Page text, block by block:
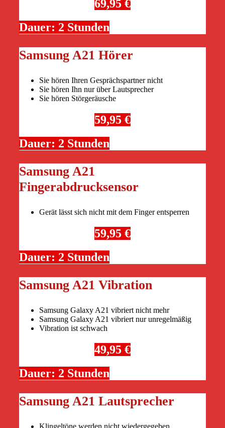
69,95 €
Dauer: 2 Stunden
Samsung A21 Hörer
Sie hören Ihren Gesprächspartner nicht
Sie hören Ihn nur über Lautsprecher
Sie hören Störgeräusche
59,95 €
Dauer: 2 Stunden
Samsung A21
Fingerabdrucksensor
Gerät lässt sich nicht mit dem Finger entsperren
59,95 €
Dauer: 2 Stunden
Samsung A21 Vibration
Samsung Galaxy A21 vibriert nicht mehr
Samsung Galaxy A21 vibriert nur unregelmäßig
Vibration ist schwach
49,95 €
Dauer: 2 Stunden
Samsung A21 Lautsprecher
Klingeltöne werden nicht wiedergegeben